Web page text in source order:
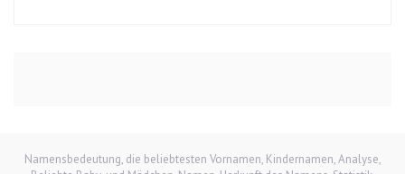
Namensbedeutung, die beliebtesten Vornamen, Kindernamen, Analyse,